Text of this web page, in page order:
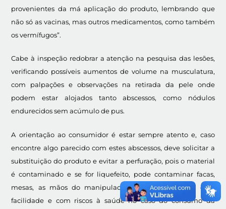
provenientes da má aplicação do produto, lembrando que
não só as vacinas, mas outros medicamentos, como também
os vermífugos”.
Cabe à inspeção redobrar a atenção na pesquisa das lesões,
verificando possíveis aumentos de volume na musculatura,
com palpações e observações na retirada da pele onde
podem estar alojados tanto abscessos, como nódulos
endurecidos sem acúmulo de pus.
A orientação ao consumidor é estar sempre atento e, caso
encontre algo parecido com estes abscessos, deve solicitar a
substituição do produto e evitar a perfuração, pois o material
é contaminado e se for liquefeito, pode contaminar facas,
mesas, as mãos do manipulador e a própria carne com
facilidade e com riscos à saúde no caso do consumo da